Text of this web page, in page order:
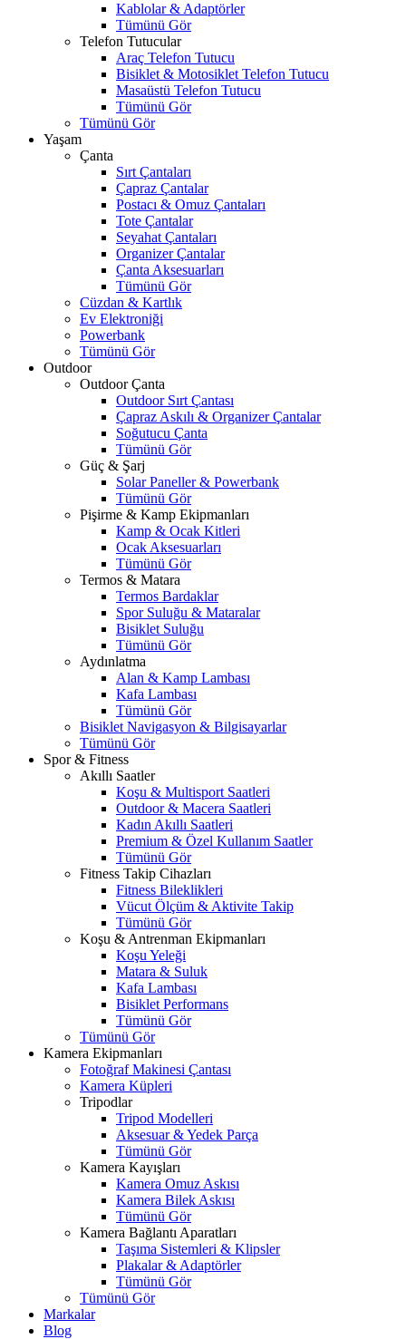
Kablolar & Adaptörler
Tümünü Gör
Telefon Tutucular
Araç Telefon Tutucu
Bisiklet & Motosiklet Telefon Tutucu
Masaüstü Telefon Tutucu
Tümünü Gör
Tümünü Gör
Yaşam
Çanta
Sırt Çantaları
Çapraz Çantalar
Postacı & Omuz Çantaları
Tote Çantalar
Seyahat Çantaları
Organizer Çantalar
Çanta Aksesuarları
Tümünü Gör
Cüzdan & Kartlık
Ev Elektroniği
Powerbank
Tümünü Gör
Outdoor
Outdoor Çanta
Outdoor Sırt Çantası
Çapraz Askılı & Organizer Çantalar
Soğutucu Çanta
Tümünü Gör
Güç & Şarj
Solar Paneller & Powerbank
Tümünü Gör
Pişirme & Kamp Ekipmanları
Kamp & Ocak Kitleri
Ocak Aksesuarları
Tümünü Gör
Termos & Matara
Termos Bardaklar
Spor Suluğu & Mataralar
Bisiklet Suluğu
Tümünü Gör
Aydınlatma
Alan & Kamp Lambası
Kafa Lambası
Tümünü Gör
Bisiklet Navigasyon & Bilgisayarlar
Tümünü Gör
Spor & Fitness
Akıllı Saatler
Koşu & Multisport Saatleri
Outdoor & Macera Saatleri
Kadın Akıllı Saatleri
Premium & Özel Kullanım Saatler
Tümünü Gör
Fitness Takip Cihazları
Fitness Bileklikleri
Vücut Ölçüm & Aktivite Takip
Tümünü Gör
Koşu & Antrenman Ekipmanları
Koşu Yeleği
Matara & Suluk
Kafa Lambası
Bisiklet Performans
Tümünü Gör
Tümünü Gör
Kamera Ekipmanları
Fotoğraf Makinesi Çantası
Kamera Küpleri
Tripodlar
Tripod Modelleri
Aksesuar & Yedek Parça
Tümünü Gör
Kamera Kayışları
Kamera Omuz Askısı
Kamera Bilek Askısı
Tümünü Gör
Kamera Bağlantı Aparatları
Taşıma Sistemleri & Klipsler
Plakalar & Adaptörler
Tümünü Gör
Tümünü Gör
Markalar
Blog